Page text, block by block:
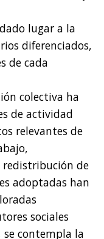
lugar a la
diferenciados,
de cada
colectiva ha
de actividad
relevantes de
redistribución de
adoptadas han
sociales
se contempla la